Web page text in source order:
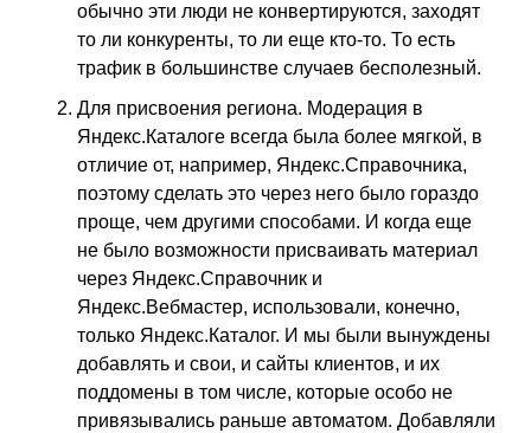
обычно эти люди не конвертируются, заходят
то ли конкуренты, то ли еще кто-то. То есть
трафик в большинстве случаев бесполезный.
Для присвоения региона. Модерация в
Яндекс.Каталоге всегда была более мягкой, в
отличие от, например, Яндекс.Справочника,
поэтому сделать это через него было гораздо
проще, чем другими способами. И когда еще
не было возможности присваивать материал
через Яндекс.Справочник и
Яндекс.Вебмастер, использовали, конечно,
только Яндекс.Каталог. И мы были вынуждены
добавлять и свои, и сайты клиентов, и их
поддомены в том числе, которые особо не
привязывались раньше автоматом. Добавляли